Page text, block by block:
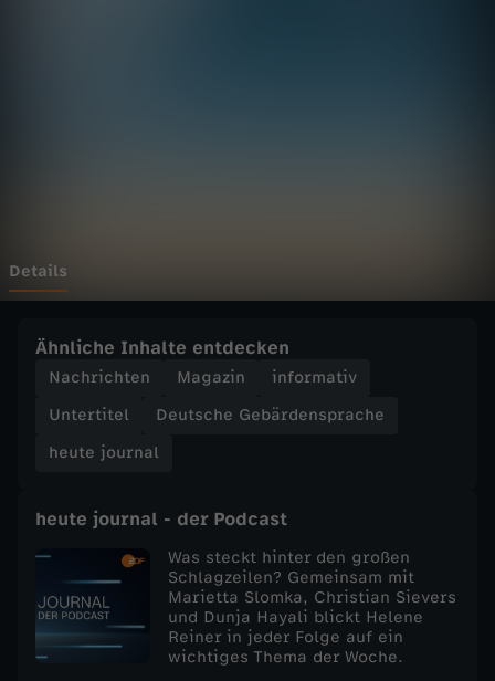
-
e
u
j
o
Details
Ähnliche Inhalte entdecken
Nachrichten Magazin
informativ
Untertitel
Deutsche Gebärdensprache
heute journal
heute journal - der Podcast
Was steckt hinter den großen
Schlagzeilen? Gemeinsam mit
Marietta Slomka, Christian Sievers
und Dunja Hayali blickt Helene
Reiner in jeder Folge auf ein
wichtiges Thema der Woche.